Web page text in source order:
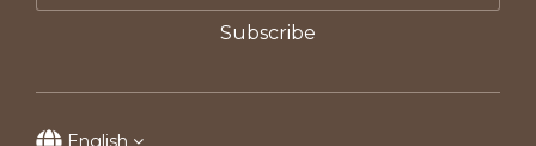
Subscribe
English